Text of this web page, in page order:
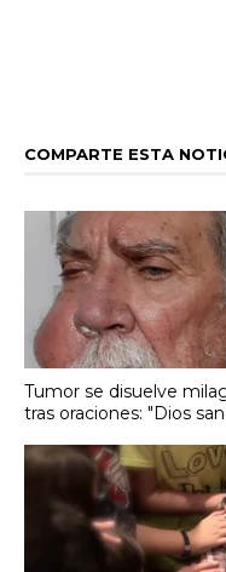
COMPARTE ESTA
Tumor se disuelve
tras oraciones: "Dios